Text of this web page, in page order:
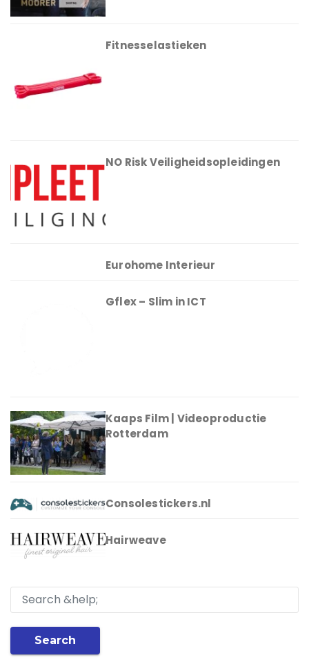
Fitnesselastieken
NO Risk Veiligheidsopleidingen
Eurohome Interieur
Gflex – Slim in ICT
Kaaps Film | Videoproductie
Rotterdam
Consolestickers.nl
Hairweave
Search